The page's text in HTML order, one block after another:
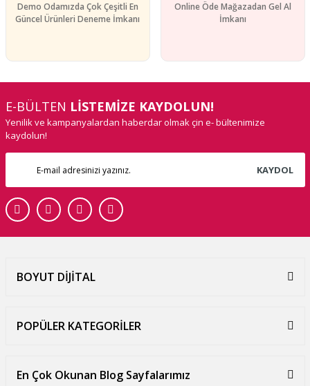
Demo Odamızda Çok Çeşitli En
Güncel Ürünleri Deneme İmkanı
Online Öde Mağazadan Gel Al
İmkanı
E-BÜLTEN LİSTEMİZE KAYDOLUN!
Yenilik ve kampanyalardan haberdar olmak çin e- bültenimize
kaydolun!
KAYDOL
BOYUT DİJİTAL
POPÜLER KATEGORİLER
En Çok Okunan Blog Sayfalarımız